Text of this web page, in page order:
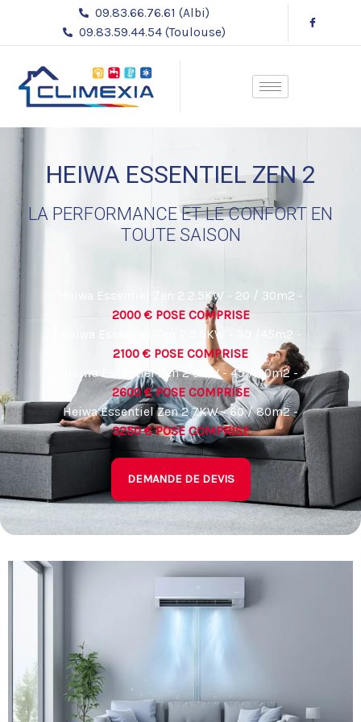
contenu
09.83.66.76.61 (Albi)
09.83.59.44.54 (Toulouse)
HEIWA ESSENTIEL ZEN 2
LA PERFORMANCE ET LE CONFORT EN
TOUTE SAISON
Heiwa Essentiel Zen 2 2.5KW - 20 / 30m2 -
2000 € POSE COMPRISE
Heiwa Essentiel Zen 2 3.5KW - 30 /45m2 -
2100 € POSE COMPRISE
Heiwa Essentiel Zen 2 5KW - 45 / 60m2 -
2600 € POSE COMPRISE
Heiwa Essentiel Zen 2 7KW - 60 / 80m2 -
3250 € POSE COMPRISE
DEMANDE DE DEVIS